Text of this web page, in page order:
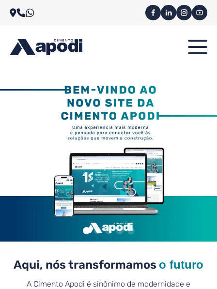
Aqui, nós transformamos o futuro
A Cimento Apodi é sinônimo de modernidade e